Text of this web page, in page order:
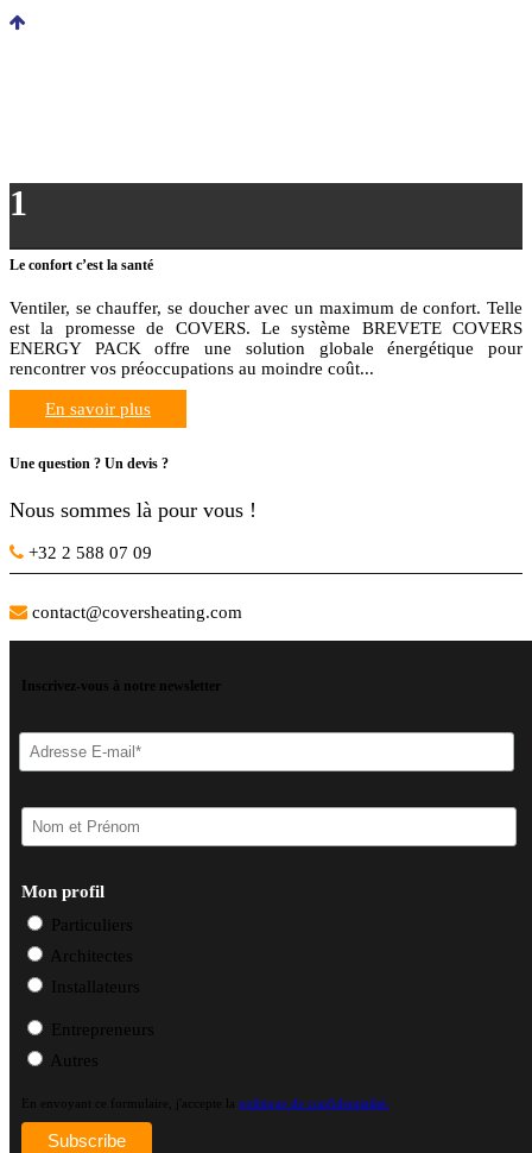
1
Le confort c’est la santé
Ventiler, se chauffer, se doucher avec un maximum de confort. Telle
est la promesse de COVERS. Le système BREVETE COVERS
ENERGY PACK offre une solution globale énergétique pour
rencontrer vos préoccupations au moindre coût...
En savoir plus
Une question ? Un devis ?
Nous sommes là pour vous !
+32 2 588 07 09
contact@coversheating.com
Inscrivez-vous à notre newsletter
Mon profil
Particuliers
Architectes
Installateurs
Entrepreneurs
Autres
En envoyant ce formulaire, j'accepte la politique de confidentialité.